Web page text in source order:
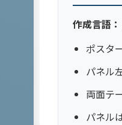
作成言語
ポスタ
パネル
両面テ
パネル